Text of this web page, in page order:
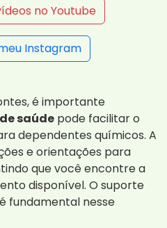
no Youtube
Instagram
é importante
saúde pode facilitar o
dependentes químicos. A
e orientações para
que você encontre a
disponível. O suporte
fundamental nesse